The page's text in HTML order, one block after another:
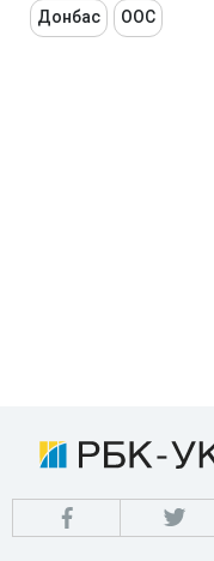
Донбас ООС